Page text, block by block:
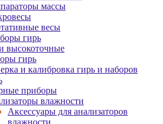
массы
весы
гирь
высокоточные
гирь
и калибровка гирь и наборов
приборы
влажности
Аксессуары для анализаторов
влажности